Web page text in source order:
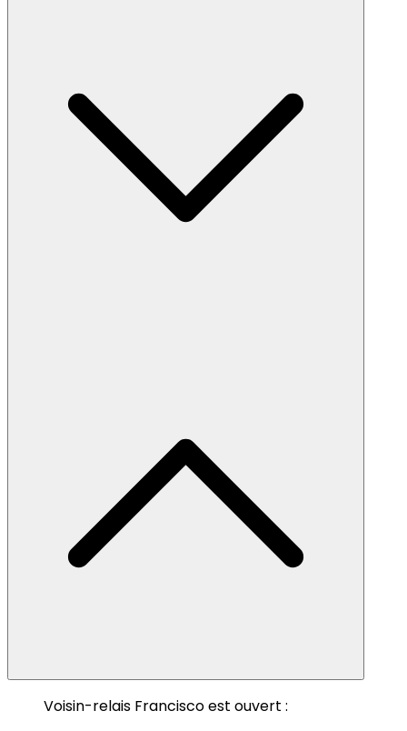
Voisin-relais Francisco est ouvert :